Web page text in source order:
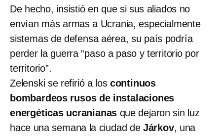
De hecho, insistió en que si sus aliados no
envían más armas a Ucrania, especialmente
sistemas de defensa aérea, su país podría
perder la guerra “paso a paso y territorio por
territorio”.
Zelenski se refirió a los continuos
bombardeos rusos de instalaciones
energéticas ucranianas que dejaron sin luz
hace una semana la ciudad de Járkov, una